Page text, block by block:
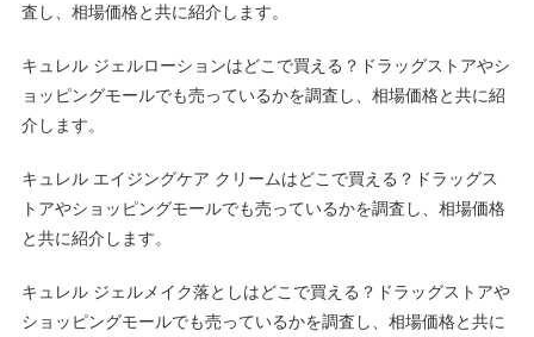
査し、相場価格と共に紹介します。
キュレル ジェルローションはどこで買える？ドラッグストアやシ
ョッピングモールでも売っているかを調査し、相場価格と共に紹
介します。
キュレル エイジングケア クリームはどこで買える？ドラッグス
トアやショッピングモールでも売っているかを調査し、相場価格
と共に紹介します。
キュレル ジェルメイク落としはどこで買える？ドラッグストアや
ショッピングモールでも売っているかを調査し、相場価格と共に